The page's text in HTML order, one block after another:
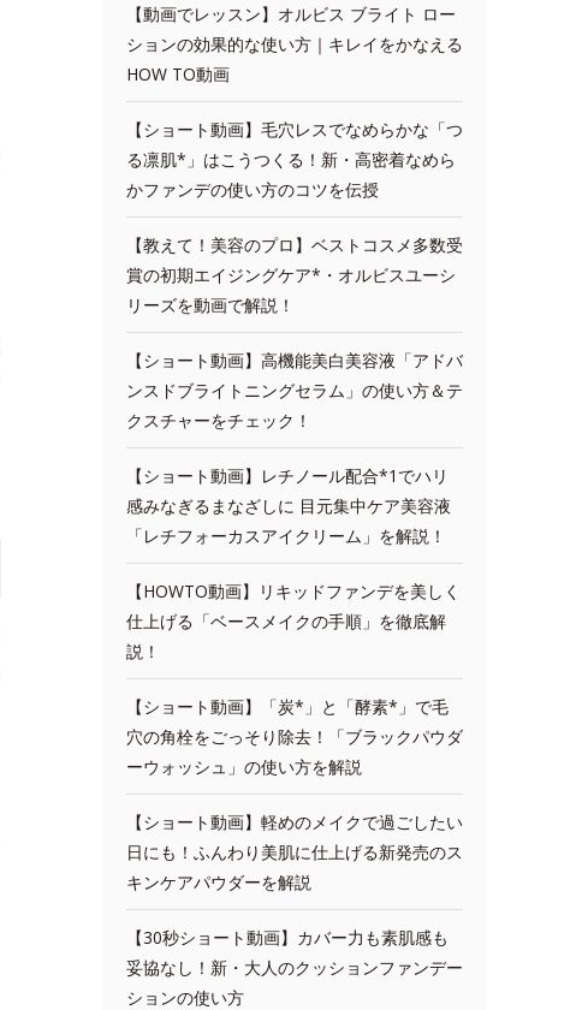
【動画でレッスン】オルビス ブライト ロー
ションの効果的な使い方｜キレイをかなえる
HOW TO動画
【ショート動画】毛穴レスでなめらかな「つ
る凛肌*」はこうつくる！新・高密着なめら
かファンデの使い方のコツを伝授
【教えて！美容のプロ】ベストコスメ多数受
賞の初期エイジングケア*・オルビスユーシ
リーズを動画で解説！
【ショート動画】高機能美白美容液「アドバ
ンスドブライトニングセラム」の使い方＆テ
クスチャーをチェック！
【ショート動画】レチノール配合*1でハリ
感みなぎるまなざしに 目元集中ケア美容液
「レチフォーカスアイクリーム」を解説！
【HOWTO動画】リキッドファンデを美しく
仕上げる「ベースメイクの手順」を徹底解
説！
【ショート動画】「炭*」と「酵素*」で毛
穴の角栓をごっそり除去！「ブラックパウダ
ーウォッシュ」の使い方を解説
【ショート動画】軽めのメイクで過ごしたい
日にも！ふんわり美肌に仕上げる新発売のス
キンケアパウダーを解説
【30秒ショート動画】カバー力も素肌感も
妥協なし！新・大人のクッションファンデー
ションの使い方